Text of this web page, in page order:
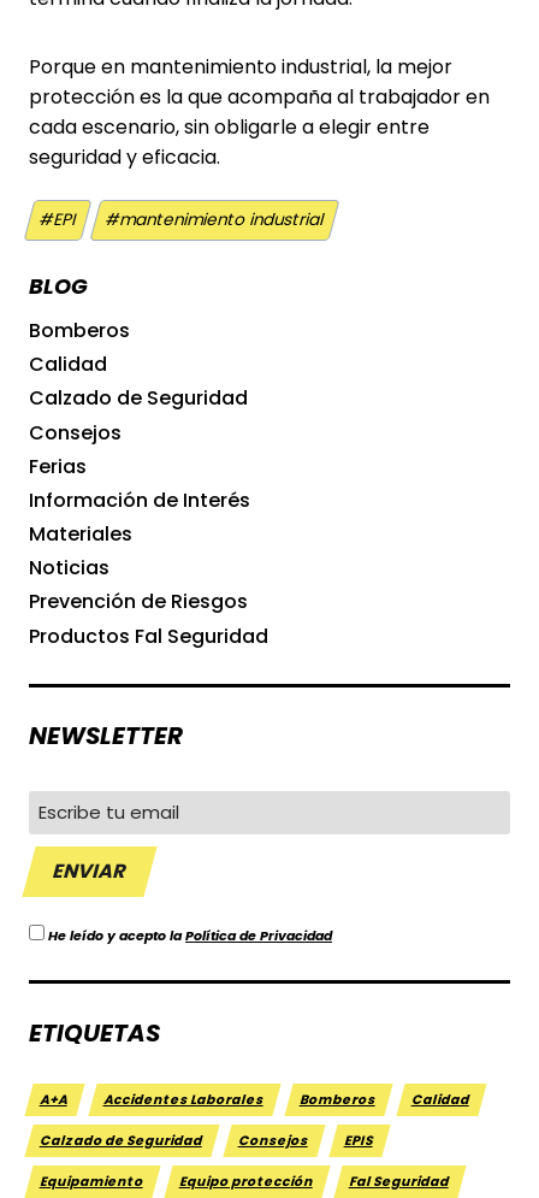
Porque en mantenimiento industrial, la mejor
protección es la que acompaña al trabajador en
cada escenario, sin obligarle a elegir entre
seguridad y eficacia.
Etiquetas
de
#EPI #mantenimiento industrial
BLOG
Bomberos
Calidad
Calzado de Seguridad
Consejos
Ferias
Información de Interés
Materiales
Noticias
Prevención de Riesgos
Productos Fal Seguridad
NEWSLETTER
He leído y acepto laPolítica de Privacidad
ETIQUETAS
A+A Accidentes Laborales Bomberos Calidad
Calzado de Seguridad Consejos EPIS
Equipamiento Equipo protección Fal Seguridad